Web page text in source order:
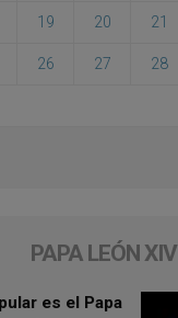
19 20 21
26 27 28
PAPA LEÓN XIV
es el Papa